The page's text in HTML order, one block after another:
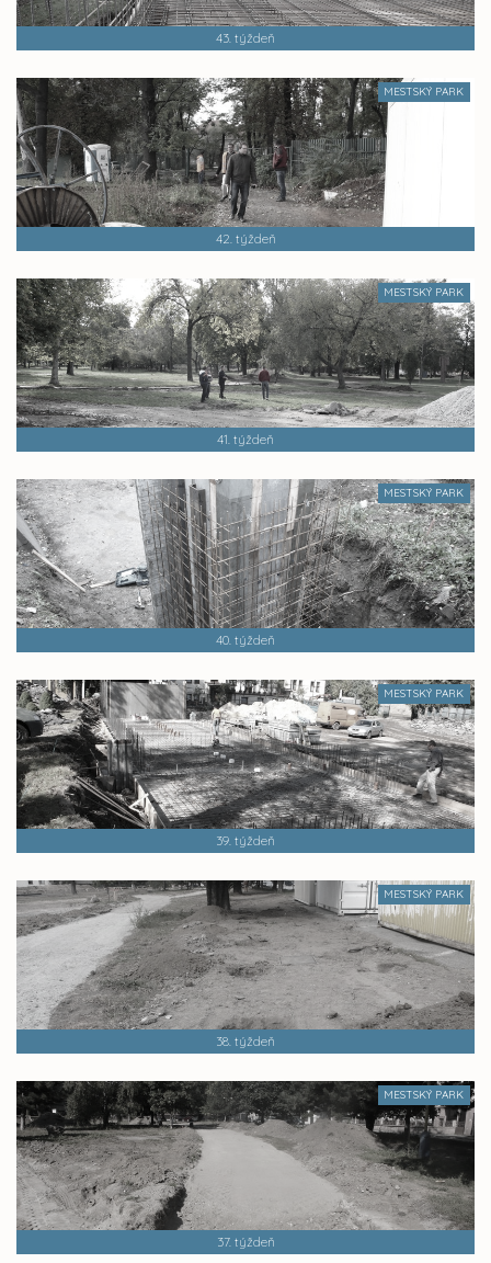
43. týždeň
MESTSKÝ PARK
42. týždeň
MESTSKÝ PARK
41. týždeň
MESTSKÝ PARK
40. týždeň
MESTSKÝ PARK
39. týždeň
MESTSKÝ PARK
38. týždeň
MESTSKÝ PARK
37. týždeň